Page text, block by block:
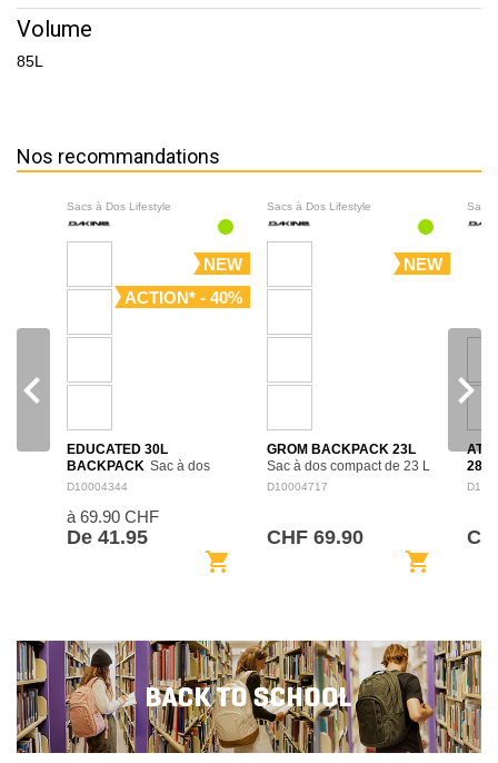
Volume
85L
Nos recommandations
Sacs à Dos Lifestyle
NEW
ACTION* - 40%
EDUCATED 30L
BACKPACK Sac à dos
spacieux de 30 L pensé
déplacements quotidiens.
Son organisation intérieure
D10004344
à 69.90 CHF
De 41.95
shopping_cart
Sacs à Dos Lifestyle
NEW
GROM BACKPACK 23L
Sac à dos compact de 23 L
adapté aux jeunes
l’école, les sorties et les
D10004717
CHF 69.90
shopping_cart
Sacs
28L
28
navigate_before navigate_next